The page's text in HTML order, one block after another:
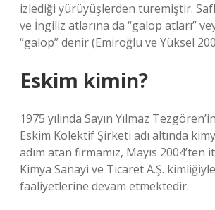
izlediği yürüyüşlerden türemiştir.
ve İngiliz atlarına da “galop atları”
“galop” denir (Emiroğlu ve Yüksel
Eskim kimin?
1975 yılında Sayın Yılmaz
Eskim Kolektif Şirketi adı altında
adım atan firmamız, Mayıs 2004’ten
Kimya Sanayi ve Ticaret A.Ş.
faaliyetlerine devam etmektedir.